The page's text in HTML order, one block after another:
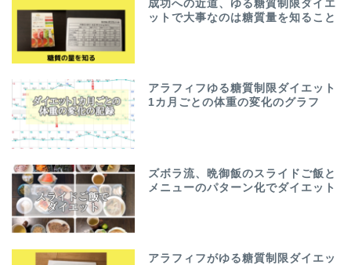
成功への近道、ゆる糖質制限ダイエ
ットで大事なのは糖質量を知ること
アラフィフゆる糖質制限ダイエット
1カ月ごとの体重の変化のグラフ
ズボラ流、晩御飯のスライドご飯と
メニューのパターン化でダイエット
アラフィフがゆる糖質制限ダイエッ